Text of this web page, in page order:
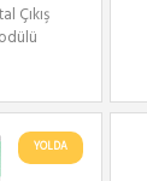
Çıkış
YOLDA